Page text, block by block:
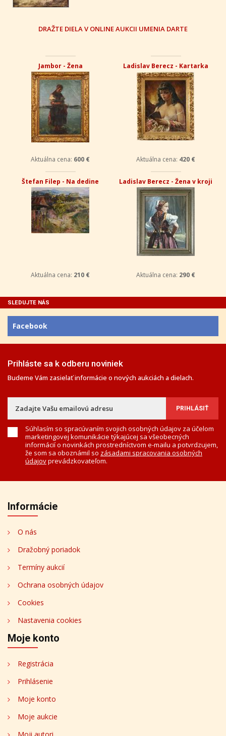
DRAŽTE DIELA V ONLINE AUKCII UMENIA DARTE
Jambor - Žena
Aktuálna cena: 600 €
Ladislav Berecz - Kartarka
Aktuálna cena: 420 €
Štefan Filep - Na dedine
Aktuálna cena: 210 €
Ladislav Berecz - Žena v kroji
Aktuálna cena: 290 €
SLEDUJTE NÁS
Facebook
Prihláste sa k odberu noviniek
Budeme Vám zasielať informácie o nových aukciách a dielach.
Súhlasím so spracúvaním svojich osobných údajov za účelom
marketingovej komunikácie týkajúcej sa všeobecných
informácií o novinkách prostredníctvom e-mailu a potvrdzujem,
že som sa oboznámil so zásadami spracovania osobných
údajovprevádzkovateľom.
Informácie
O nás
Dražobný poriadok
Termíny aukcií
Ochrana osobných údajov
Cookies
Nastavenia cookies
Moje konto
Registrácia
Prihlásenie
Moje konto
Moje aukcie